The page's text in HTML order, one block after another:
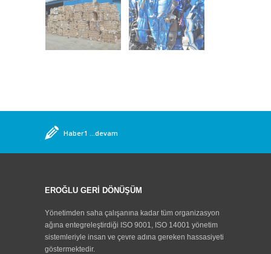
Haber1
...devam
Kazanım Tesisi ile Tanıtımımızı Yaptık,
...devam
EROĞLU GERİ DÖNÜŞÜM
Yönetimden saha çalışanına kadar tüm organizasyon
ağına entegreleştirdiği ISO 9001, ISO 14001 yönetim
sistemleriyle insan ve çevre adına gereken hassasiyeti
göstermektedir.